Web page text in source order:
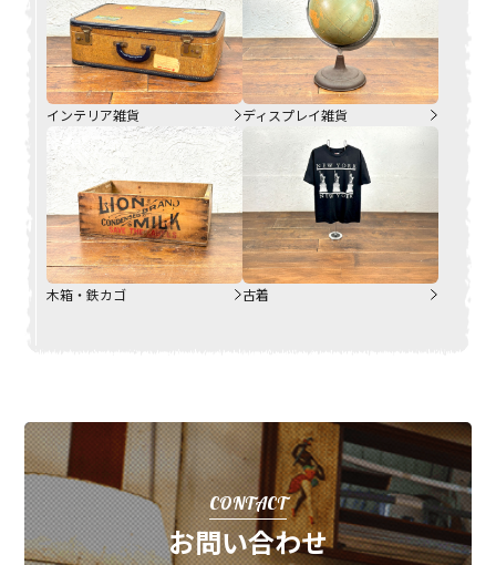
インテリア雑貨 ディスプレイ雑貨
木箱・鉄カゴ 古着
CONTACT
お問い合わせ